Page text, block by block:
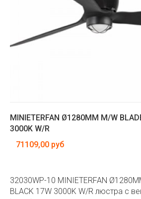
MINIETERFAN Ø1280MM M/W
3000K W/R
71109,00 руб
32030WP-10 MINIETERFAN
BLACK 17W 3000K W/R люстра с